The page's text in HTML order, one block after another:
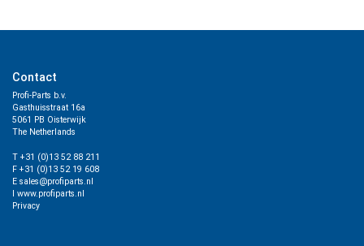
Contact
Profi-Parts b.v.
Gasthuisstraat 16a
5061 PB Oisterwijk
The Netherlands
T +31 (0)13 52 88 211
F +31 (0)13 52 19 608
E sales@profiparts.nl
I www.profiparts.nl
Privacy